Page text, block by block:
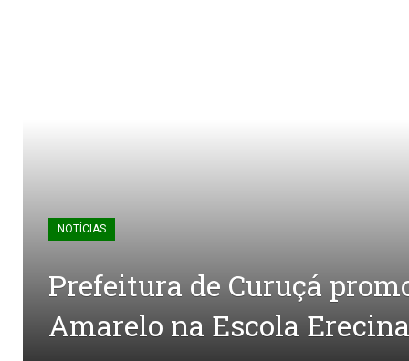
NOTÍCIAS
Prefeitura de Curuçá
Amarelo na Escola